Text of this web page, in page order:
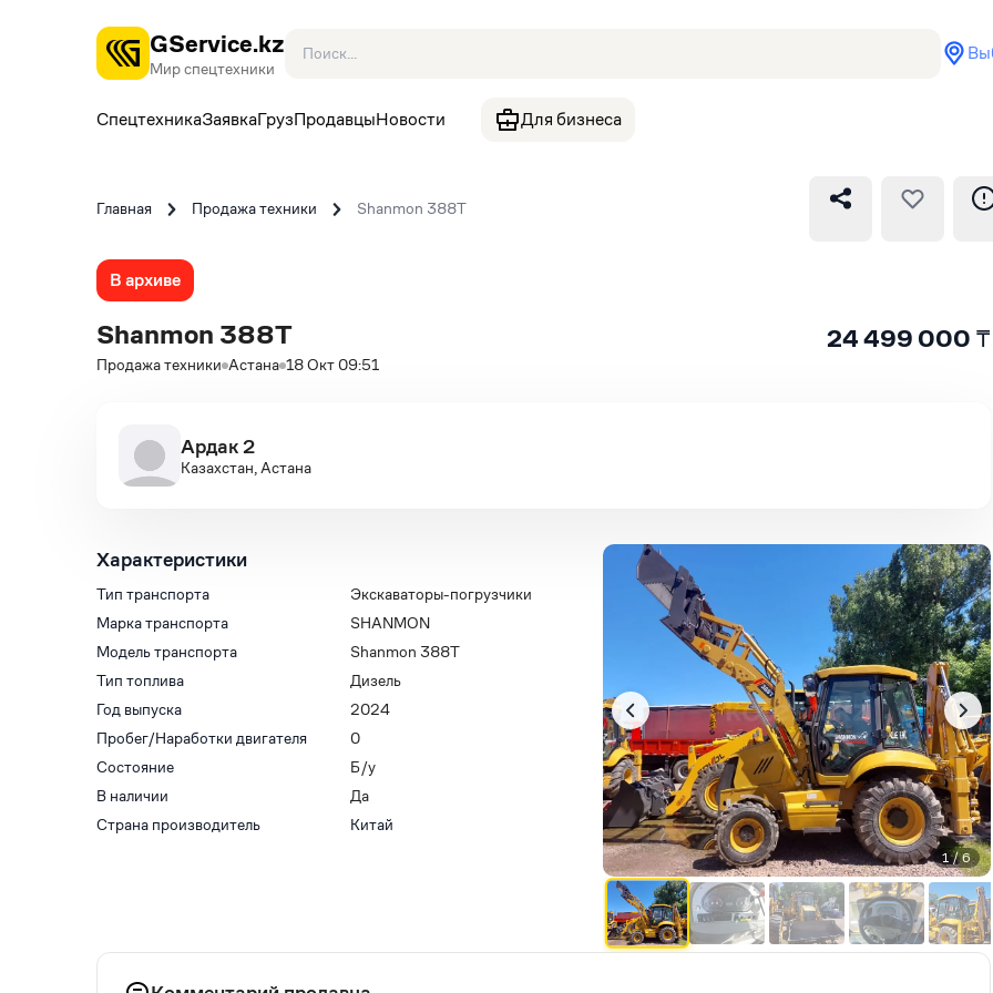
GService.kz
Мир спецтехники
СпецтехникаЗаявкаГрузПродавцыНовости Для бизнеса
Главная Продажа техники Shanmon 388T
В архиве
Shanmon 388T
Продажа техники Астана 18 Окт 09:51
24 499 000 ₸
Ардак 2
Казахстан, Астана
Характеристики
Тип транспорта
Экскаваторы-погрузчики
Марка транспорта
SHANMON
Модель транспорта
Shanmon 388T
Тип топлива
Дизель
Год выпуска
2024
Пробег/Наработки двигателя
0
Состояние
Б/у
В наличии
Да
Страна производитель
Китай
1 / 6